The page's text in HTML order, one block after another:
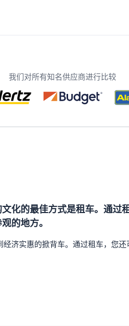
我们对所有知名供应商进行比较
化的最佳方式是租车。通
的地方。
济实惠的掀背车。通过租车，您